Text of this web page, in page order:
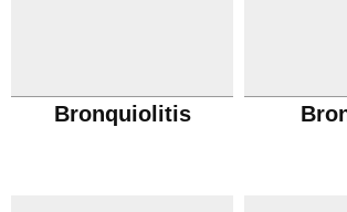
Bronquiolitis